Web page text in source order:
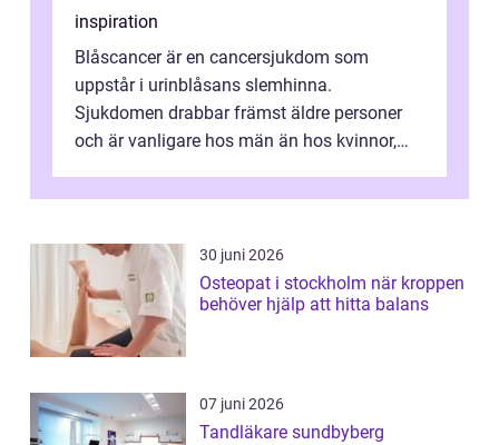
inspiration
Blåscancer är en cancersjukdom som
uppstår i urinblåsans slemhinna.
Sjukdomen drabbar främst äldre personer
och är vanligare hos män än hos kvinnor,
förändringarna u...
30 juni 2026
Osteopat i stockholm när kroppen
behöver hjälp att hitta balans
07 juni 2026
Tandläkare sundbyberg